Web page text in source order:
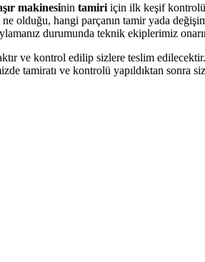
makinesinin tamiri için ilk keşif
olduğu, hangi parçanın tamir yada
durumunda teknik ekiplerimiz
ve kontrol edilip sizlere teslim
tamiratı ve kontrolü yapıldıktan sonra